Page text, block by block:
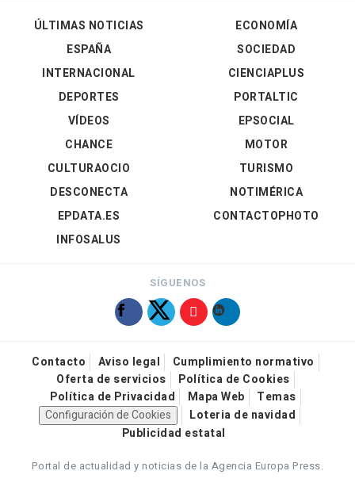
ÚLTIMAS NOTICIAS
ESPAÑA
INTERNACIONAL
DEPORTES
VÍDEOS
ECONOMÍA
SOCIEDAD
CIENCIAPLUS
PORTALTIC
EPSOCIAL
CHANCE
CULTURAOCIO
DESCONECTA
EPDATA.ES
INFOSALUS
MOTOR
TURISMO
NOTIMÉRICA
CONTACTOPHOTO
SÍGUENOS
Contacto Aviso legal
Cumplimiento normativo
Oferta de servicios
Política de Cookies
Política de Privacidad
Mapa Web
Temas
Configuración de Cookies
Loteria de navidad
Publicidad estatal
Portal de actualidad y noticias de la Agencia Europa Press.